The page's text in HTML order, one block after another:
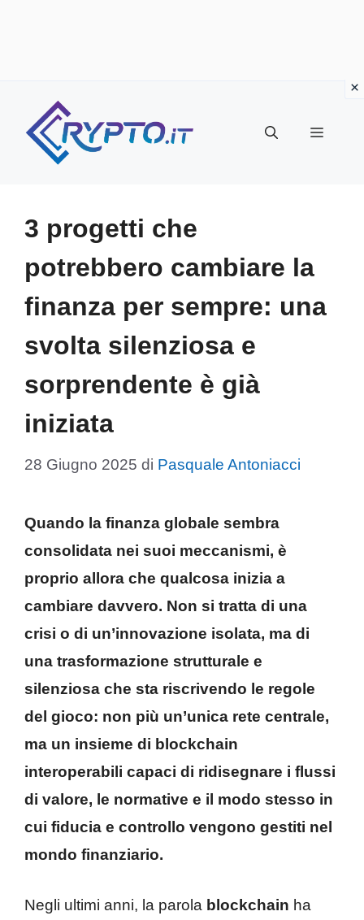
contenuto
Menu
3 progetti che
potrebbero cambiare la
finanza per sempre: una
svolta silenziosa e
sorprendente è già
iniziata
28 Giugno 2025 di Pasquale Antoniacci
Quando la finanza globale sembra
consolidata nei suoi meccanismi, è
proprio allora che qualcosa inizia a
cambiare davvero. Non si tratta di una
crisi o di un’innovazione isolata, ma di
una trasformazione strutturale e
silenziosa che sta riscrivendo le regole
del gioco: non più un’unica rete centrale,
ma un insieme di blockchain
interoperabili capaci di ridisegnare i flussi
di valore, le normative e il modo stesso in
cui fiducia e controllo vengono gestiti nel
mondo finanziario.
Negli ultimi anni, la parola blockchain ha